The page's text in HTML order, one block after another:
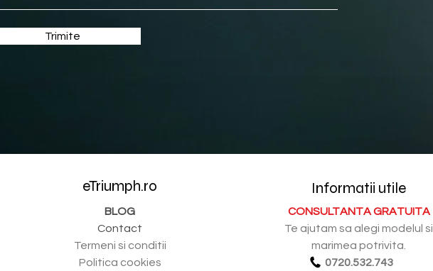
Trimite
eTriumph.ro
BLOG
Contact
Termeni si conditii
Politica cookies
Informatii utile
CONSULTANTA GRATUITA
Te ajutam sa alegi modelul si
marimea potrivita.
0720.532.743